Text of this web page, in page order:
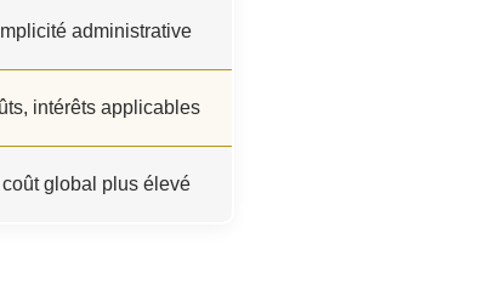
administrative
intérêts applicables
global plus élevé